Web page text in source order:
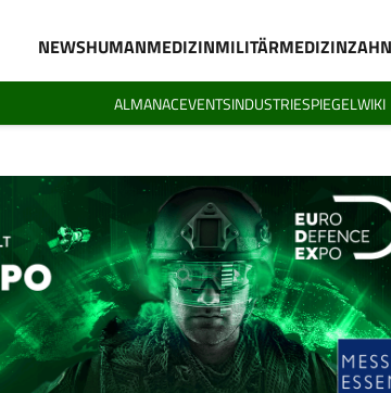
NEWSHUMANMEDIZINMILITÄRMEDIZIN
ALMANACEVENTSINDUSTRIESPIEGELWIKI